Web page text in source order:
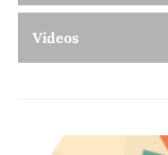
Vídeos